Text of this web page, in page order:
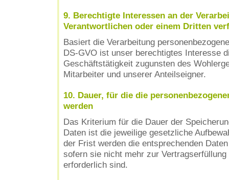
9. Berechtigte Interessen an der
Verantwortlichen oder einem Dritten
Basiert die Verarbeitung
DS-GVO ist unser berechtigtes Interesse
Geschäftstätigkeit zugunsten des
Mitarbeiter und unserer Anteilseigner.
10. Dauer, für die die
werden
Das Kriterium für die Dauer der
Daten ist die jeweilige gesetzliche
der Frist werden die entsprechenden
sofern sie nicht mehr zur Vertragserfüllung
erforderlich sind.